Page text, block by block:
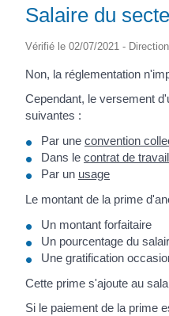
Salaire du
Vérifié le 02/07/2021 -
Non, la réglementation
Cependant, le versement
suivantes :
Par une convention
Dans le contrat de travail
Par un usage
Le montant de la prime
Un montant forfaitaire
Un pourcentage du
Une gratification
Cette prime s'ajoute au
Si le paiement de la prime